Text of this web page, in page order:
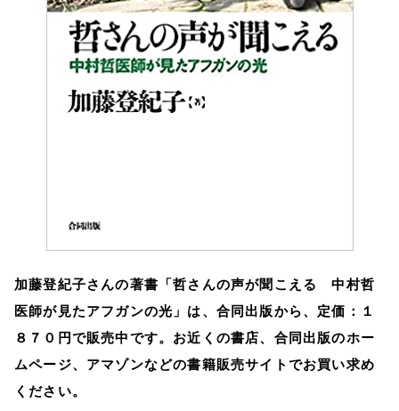
加藤登紀子さんの著書「哲さんの声が聞こえる 中村哲
医師が見たアフガンの光」は、合同出版から、定価：１
８７０円で販売中です。お近くの書店、合同出版のホー
ムページ、アマゾンなどの書籍販売サイトでお買い求め
ください。